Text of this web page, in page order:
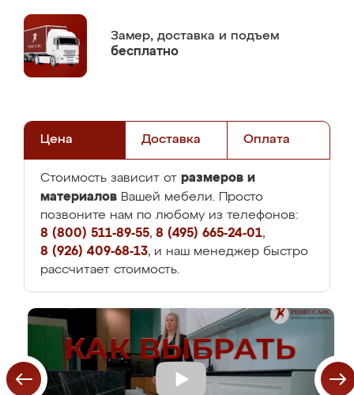
Замер, доставка и подъем
бесплатно
Цена Доставка Оплата
Стоимость зависит от размеров и
материалов Вашей мебели. Просто
позвоните нам по любому из телефонов:
8 (800) 511-89-55, 8 (495) 665-24-01,
8 (926) 409-68-13, и наш менеджер быстро
рассчитает стоимость.